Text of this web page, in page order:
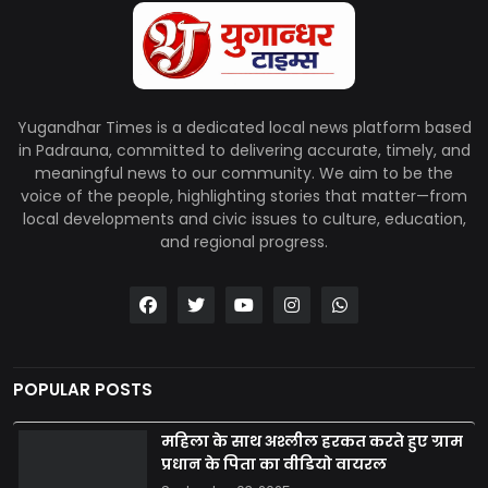
Yugandhar Times is a dedicated local news platform based
in Padrauna, committed to delivering accurate, timely, and
meaningful news to our community. We aim to be the
voice of the people, highlighting stories that matter—from
local developments and civic issues to culture, education,
and regional progress.
POPULAR POSTS
महिला के साथ अश्लील हरकत करते हुए ग्राम
प्रधान के पिता का वीडियो वायरल